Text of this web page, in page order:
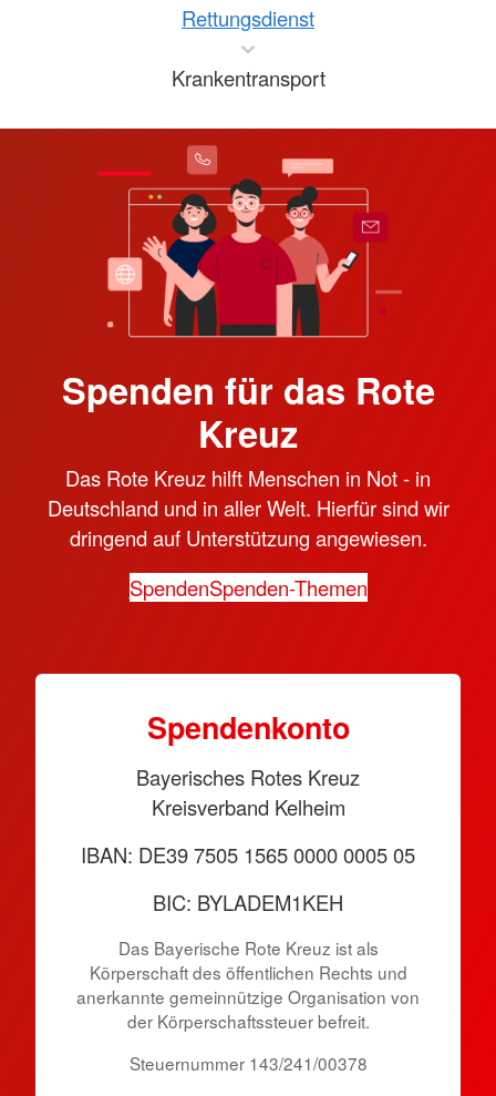
Rettungsdienst
Krankentransport
Spenden für das Rote
Kreuz
Das Rote Kreuz hilft Menschen in Not - in
Deutschland und in aller Welt. Hierfür sind wir
dringend auf Unterstützung angewiesen.
SpendenSpenden-Themen
Spen­den­konto
Bayerisches Rotes Kreuz
Kreisverband Kelheim
IBAN: DE39 7505 1565 0000 0005 05
BIC: BYLADEM1KEH
Das Bayerische Rote Kreuz ist als
Körperschaft des öffentlichen Rechts und
anerkannte gemeinnützige Organisation von
der Körper­schafts­steuer befreit.
Steuernummer 143/241/00378